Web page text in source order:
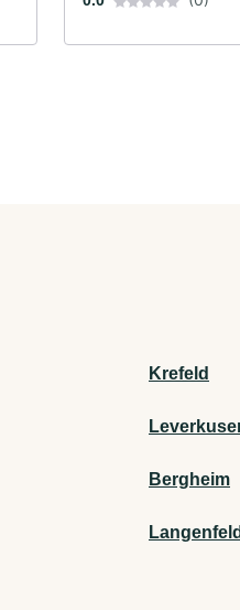
Krefeld
Bergheim